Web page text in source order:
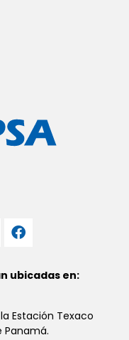
ubicadas en:
Estación Texaco
Panamá.